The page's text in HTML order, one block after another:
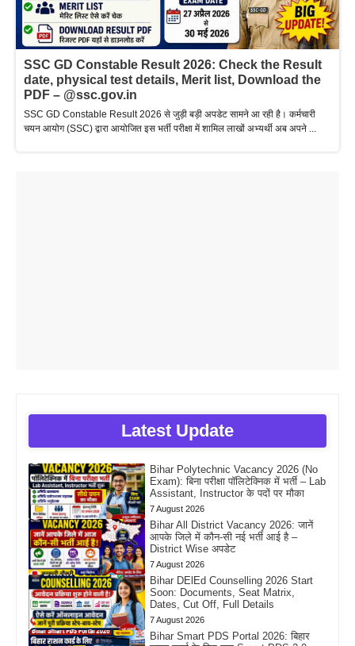
SSC GD Constable Result 2026: Check the Result
date, physical test details, Merit list, Download the
PDF – @ssc.gov.in
SSC GD Constable Result 2026 से जुड़ी बड़ी अपडेट सामने आ रही है। कर्मचारी
चयन आयोग (SSC) द्वारा आयोजित इस भर्ती परीक्षा में शामिल लाखों अभ्यर्थी अब अपने ...
Latest Update
Bihar Polytechnic Vacancy 2026 (No
Exam): बिना परीक्षा पॉलिटेक्निक में भर्ती – Lab
Assistant, Instructor के पदों पर मौका
7 August 2026
Bihar All District Vacancy 2026: जानें
आपके जिले में कौन-सी नई भर्ती आई है –
District Wise अपडेट
7 August 2026
Bihar DElEd Counselling 2026 Start
Soon: Documents, Seat Matrix,
Dates, Cut Off, Full Details
7 August 2026
Bihar Smart PDS Portal 2026: बिहार